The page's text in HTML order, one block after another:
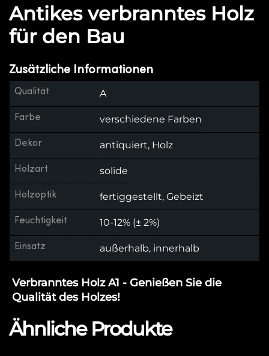
Antikes verbranntes Holz
für den Bau
Zusätzliche Informationen
Qualität A
Farbe verschiedene Farben
Dekor antiquiert, Holz
Holzart solide
Holzoptik fertiggestellt, Gebeizt
Feuchtigkeit 10-12% (± 2%)
Einsatz außerhalb, innerhalb
Verbranntes Holz A1 - Genießen Sie die
Qualität des Holzes!
Ähnliche Produkte